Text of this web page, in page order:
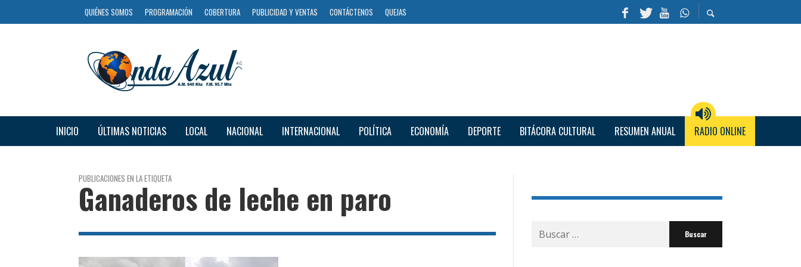
QUIÉNES SOMOS PROGRAMACIÓN COBERTURA PUBLICIDAD Y VENTAS CONTÁCTENOS QUEJAS
INICIO ÚLTIMAS NOTICIAS LOCAL NACIONAL INTERNACIONAL POLÍTICA ECONOMÍA DEPORTE BITÁCORA CULTURAL RESUMEN ANUAL RADIO ONLINE
PUBLICACIONES EN LA ETIQUETA
Ganaderos de leche en paro
Buscar
por: